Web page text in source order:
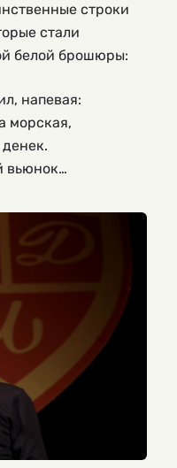
строки
стали
белой брошюры:
напевая:
морская,
вьюнок…